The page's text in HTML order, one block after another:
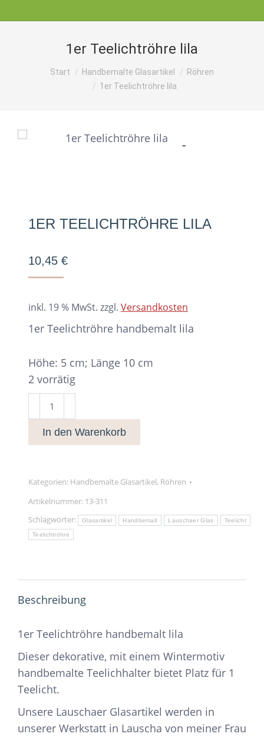
1er Teelichtröhre lila
Sie befinden sich hier:
Start Handbemalte Glasartikel
Röhren
1er Teelichtröhre lila
1ER TEELICHTRÖHRE LILA
10,45 €
inkl. 19 % MwSt. zzgl. Versandkosten
1er Teelichtröhre handbemalt lila
Höhe: 5 cm; Länge 10 cm
2 vorrätig
Teelichtröhre
In den Warenkorb
Kategorien: Handbemalte Glasartikel, Röhren
Artikelnummer: 13-311
Schlagwörter:
Glasartikel Handbemalt Lauschaer Glas Teelicht
Teelichtröhre
Beschreibung
1er Teelichtröhre handbemalt lila
Dieser dekorative, mit einem Wintermotiv
handbemalte Teelichhalter bietet Platz für 1
Teelicht.
Unsere Lauschaer Glasartikel werden in
unserer Werkstatt in Lauscha von meiner Frau